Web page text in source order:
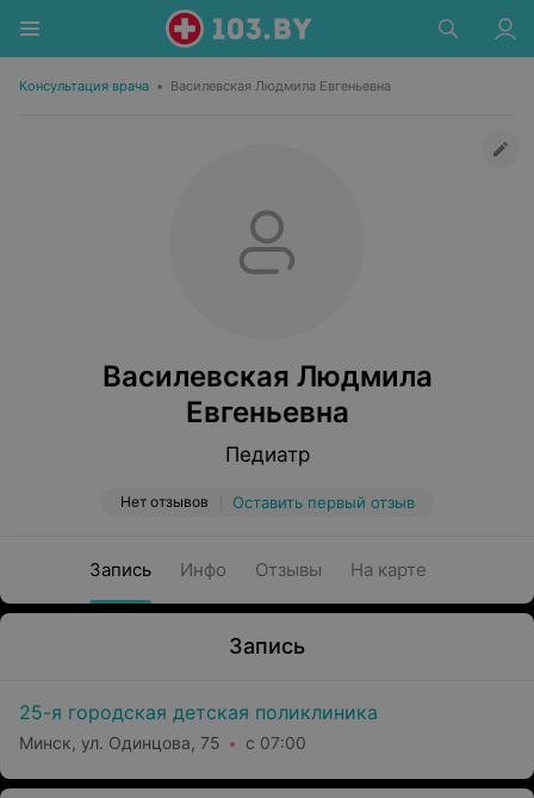
Консультация врача • Василевская Людмила Евгеньевна
Василевская Людмила
Евгеньевна
Педиатр
Нет отзывов Оставить первый отзыв
Запись Инфо Отзывы На карте
Запись
25-я городская детская поликлиника
Минск, ул. Одинцова, 75 с 07:00